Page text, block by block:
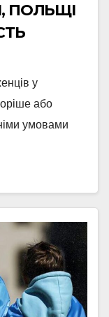
ПОЛЬЩІ
у
або
умовами